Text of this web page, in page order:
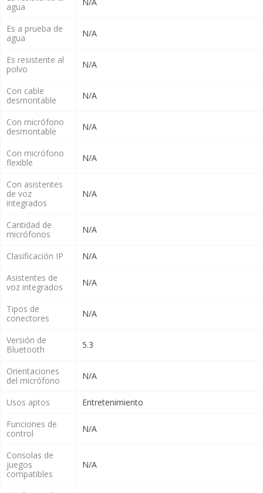
agua
Es a prueba de
agua
N/A
Es resistente al
polvo
N/A
Con cable
desmontable
N/A
Con micrófono
desmontable
N/A
Con micrófono
flexible
N/A
Con asistentes
de voz
integrados
N/A
Cantidad de
micrófonos
N/A
Clasificación IP
N/A
Asistentes de
voz integrados
N/A
Tipos de
conectores
N/A
Versión de
Bluetooth
5.3
Orientaciones
del micrófono
N/A
Usos aptos
Entretenimiento
Funciones de
control
N/A
Consolas de
juegos
compatibles
N/A